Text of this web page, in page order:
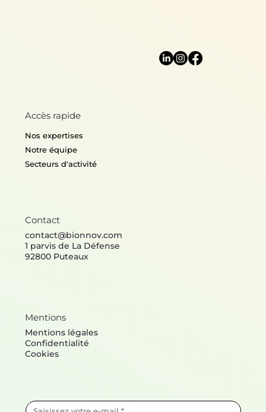
Accès rapide
Nos expertises
Notre équipe
Secteurs d'activité
Contact
contact@bionnov.com
1 parvis de La Défense
92800 Puteaux
Mentions
Mentions légales
Confidentialité
Cookies